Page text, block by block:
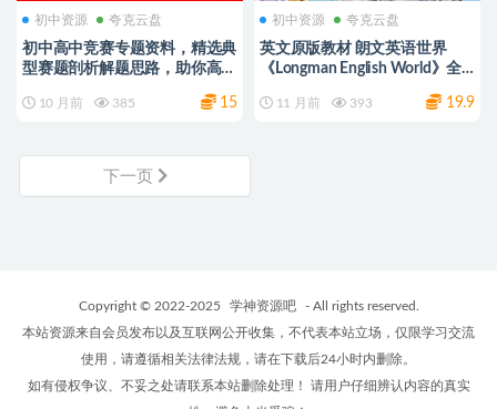
初中资源 夸克云盘
初中高中竞赛专题资料，精选典
型赛题剖析解题思路，助你高效
10 月前 385 15
初中资源 夸克云盘
英文原版教材 朗文英语世界
《Longman English World》全
册、白板 百度/夸克网盘
11 月前 393 19.9
下一页
Copyright © 2022-2025 学神资源吧
- All rights reserved.
本站资源来自会员发布以及互联网公开收集，不代表本站立场，仅限学习交流
使用，请遵循相关法律法规，请在下载后24小时内删除。
如有侵权争议、不妥之处请联系本站删除处理！ 请用户仔细辨认内容的真实